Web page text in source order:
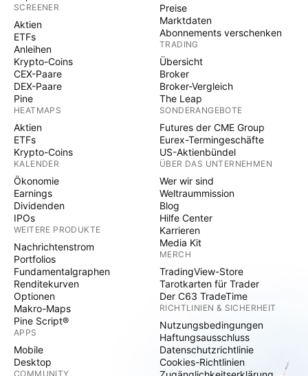
SCREENER
Aktien
ETFs
Anleihen
Krypto-Coins
CEX-Paare
DEX-Paare
Pine
HEATMAPS
Aktien
ETFs
Krypto-Coins
KALENDER
Ökonomie
Earnings
Dividenden
IPOs
WEITERE PRODUKTE
Nachrichtenstrom
Portfolios
Fundamentalgraphen
Renditekurven
Optionen
Makro-Maps
Pine Script®
APPS
Mobile
Desktop
COMMUNITY
Preise
Marktdaten
Abonnements verschenken
TRADING
Übersicht
Broker
Broker-Vergleich
The Leap
SONDERANGEBOTE
Futures der CME Group
Eurex-Termingeschäfte
US-Aktienbündel
ÜBER DAS UNTERNEHMEN
Wer wir sind
Weltraummission
Blog
Hilfe Center
Karrieren
Media Kit
MERCH
TradingView-Store
Tarotkarten für Trader
Der C63 TradeTime
RICHTLINIEN & SICHERHEIT
Nutzungsbedingungen
Haftungsausschluss
Datenschutzrichtlinie
Cookies-Richtlinien